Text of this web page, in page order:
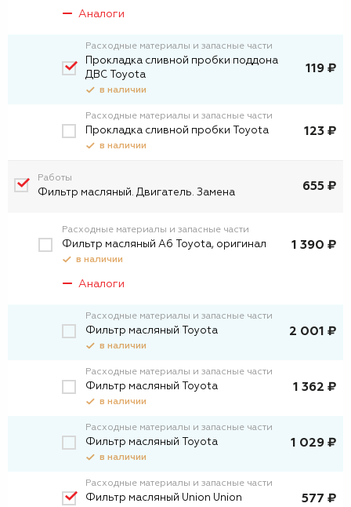
Аналоги
Расходные материалы и запасные части
Прокладка сливной пробки поддона
ДВС Toyota
в наличии
119 ₽
Расходные материалы и запасные части
Прокладка сливной пробки Toyota
в наличии
123 ₽
Работы
Фильтр масляный. Двигатель. Замена 655 ₽
Расходные материалы и запасные части
Фильтр масляный А6 Toyota, оригинал
в наличии
1 390 ₽
Аналоги
Расходные материалы и запасные части
Фильтр масляный Toyota
в наличии
2 001 ₽
Расходные материалы и запасные части
Фильтp масляный Toyota
в наличии
1 362 ₽
Расходные материалы и запасные части
Фильтр масляный Toyota
в наличии
1 029 ₽
Расходные материалы и запасные части
Фильтр масляный Union Union 577 ₽